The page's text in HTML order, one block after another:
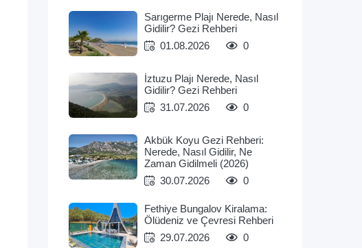
Sarıgerme Plajı Nerede, Nasıl
Gidilir? Gezi Rehberi
01.08.2026
0
İztuzu Plajı Nerede, Nasıl
Gidilir? Gezi Rehberi
31.07.2026
0
Akbük Koyu Gezi Rehberi:
Nerede, Nasıl Gidilir, Ne
Zaman Gidilmeli (2026)
30.07.2026
0
Fethiye Bungalov Kiralama:
Ölüdeniz ve Çevresi Rehberi
29.07.2026
0